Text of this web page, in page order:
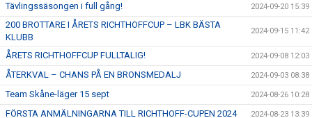
Tävlingssäsongen i full gång! 2024-09-20 15:39
200 BROTTARE I ÅRETS RICHTHOFFCUP – LBK BÄSTA
KLUBB
2024-09-15 11:42
ÅRETS RICHTHOFFCUP FULLTALIG! 2024-09-08 12:03
ÅTERKVAL – CHANS PÅ EN BRONSMEDALJ 2024-09-03 08:38
Team Skåne-läger 15 sept 2024-08-26 10:28
FÖRSTA ANMÄLNINGARNA TILL RICHTHOFF-CUPEN 2024 2024-08-23 13:39